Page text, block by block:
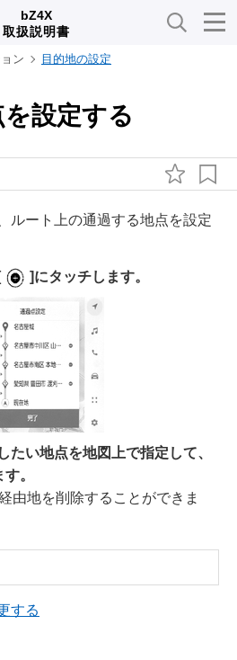
bZ4X
取扱説明書
ン 目的地の設定
設定する
ルート上の通過する地点を設定
‍]にタッチします。
たい地点を地図上で指定して、
。
由地を削除することができま
する